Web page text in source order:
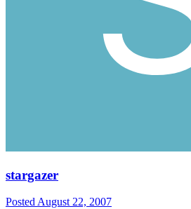
stargazer
PostedAugust 22, 2007